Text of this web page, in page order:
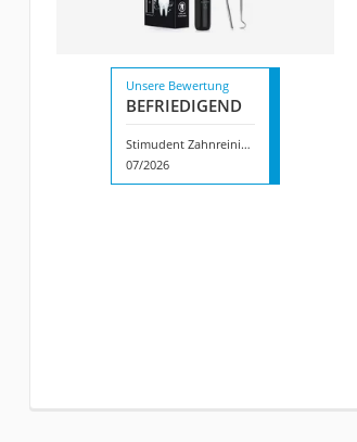
Unsere Bewertung
BEFRIE­DI­GEND
Stimudent Zahnreinigungsset
07/2026